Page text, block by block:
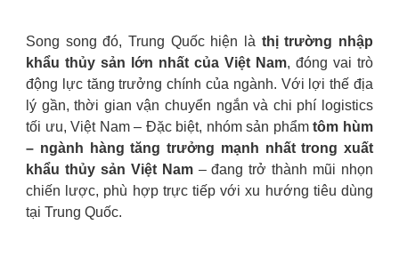
Song song đó, Trung Quốc hiện là thị trường nhập
khẩu thủy sản lớn nhất của Việt Nam, đóng vai trò
động lực tăng trưởng chính của ngành. Với lợi thế địa
lý gần, thời gian vận chuyển ngắn và chi phí logistics
tối ưu, Việt Nam – Đặc biệt, nhóm sản phẩmtôm hùm
– ngành hàng tăng trưởng mạnh nhất trong xuất
khẩu thủy sản Việt Nam– đang trở thành mũi nhọn
chiến lược, phù hợp trực tiếp với xu hướng tiêu dùng
tại Trung Quốc.